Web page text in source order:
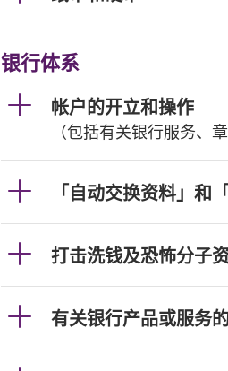
银行体系
帐户的开立和操作
（包括有关银行服务、
「自动交换资料」和
打击洗钱及恐怖分子
有关银行产品或服务